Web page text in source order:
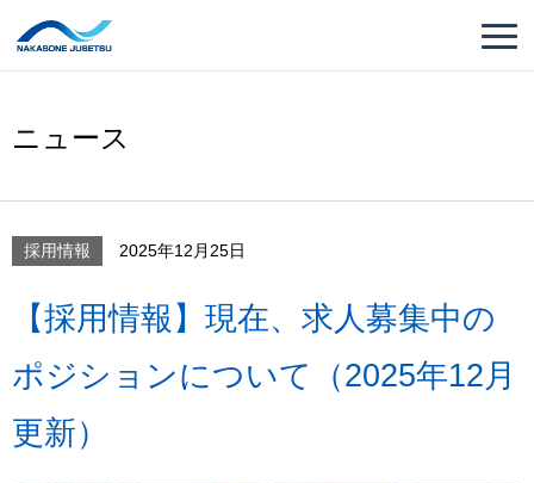
ニュース
採用情報 2025年12月25日
【採用情報】現在、求人募集中の
ポジションについて（2025年12月
更新）